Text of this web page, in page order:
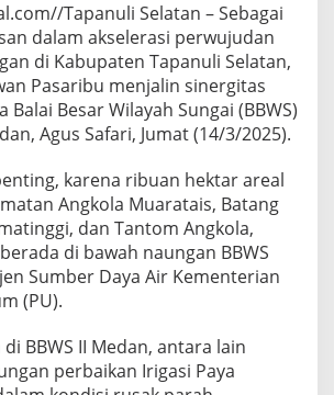
Tapanuli Selatan – Sebagai
dalam akselerasi perwujudan
di Kabupaten Tapanuli Selatan,
Pasaribu menjalin sinergitas
Balai Besar Wilayah Sungai (BBWS)
Agus Safari, Jumat (14/3/2025).
karena ribuan hektar areal
Angkola Muaratais, Batang
dan Tantom Angkola,
di bawah naungan BBWS
Sumber Daya Air Kementerian
(PU).
BBWS II Medan, antara lain
perbaikan Irigasi Paya